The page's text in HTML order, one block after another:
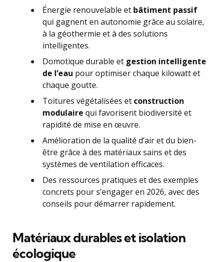
Énergie renouvelable et bâtiment passif
qui gagnent en autonomie grâce au solaire,
à la géothermie et à des solutions
intelligentes.
Domotique durable et gestion intelligente
de l’eau pour optimiser chaque kilowatt et
chaque goutte.
Toitures végétalisées et construction
modulaire qui favorisent biodiversité et
rapidité de mise en œuvre.
Amélioration de la qualité d’air et du bien-
être grâce à des matériaux sains et des
systèmes de ventilation efficaces.
Des ressources pratiques et des exemples
concrets pour s’engager en 2026, avec des
conseils pour démarrer rapidement.
Matériaux durables et isolation
écologique